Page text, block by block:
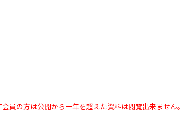
会員の方は公開から一年を超えた資料は閲覧出来ません。